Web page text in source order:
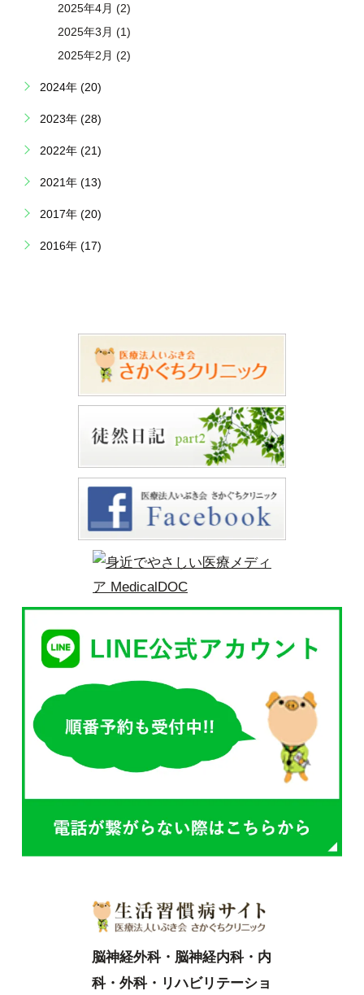
2025年4月 (2)
2025年3月 (1)
2025年2月 (2)
2024年 (20)
2023年 (28)
2022年 (21)
2021年 (13)
2017年 (20)
2016年 (17)
脳神経外科・脳神経内科・内
科・外科・リハビリテーショ